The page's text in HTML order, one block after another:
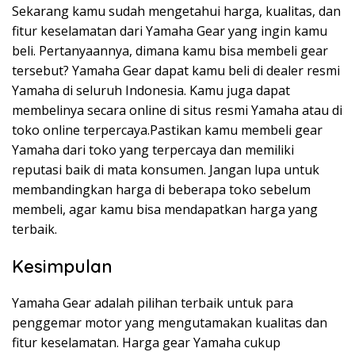
Sekarang kamu sudah mengetahui harga, kualitas, dan
fitur keselamatan dari Yamaha Gear yang ingin kamu
beli. Pertanyaannya, dimana kamu bisa membeli gear
tersebut? Yamaha Gear dapat kamu beli di dealer resmi
Yamaha di seluruh Indonesia. Kamu juga dapat
membelinya secara online di situs resmi Yamaha atau di
toko online terpercaya.Pastikan kamu membeli gear
Yamaha dari toko yang terpercaya dan memiliki
reputasi baik di mata konsumen. Jangan lupa untuk
membandingkan harga di beberapa toko sebelum
membeli, agar kamu bisa mendapatkan harga yang
terbaik.
Kesimpulan
Yamaha Gear adalah pilihan terbaik untuk para
penggemar motor yang mengutamakan kualitas dan
fitur keselamatan. Harga gear Yamaha cukup